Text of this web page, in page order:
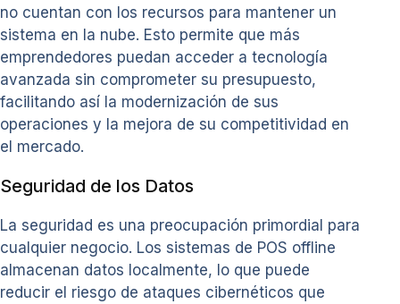
no cuentan con los recursos para mantener un
sistema en la nube. Esto permite que más
emprendedores puedan acceder a tecnología
avanzada sin comprometer su presupuesto,
facilitando así la modernización de sus
operaciones y la mejora de su competitividad en
el mercado.
Seguridad de los Datos
La seguridad es una preocupación primordial para
cualquier negocio. Los sistemas de POS offline
almacenan datos localmente, lo que puede
reducir el riesgo de ataques cibernéticos que